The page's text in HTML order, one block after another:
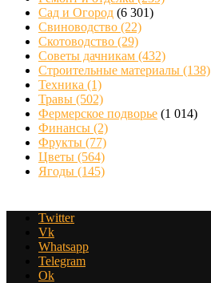
Сад и Огород (6 301)
Свиноводство (22)
Скотоводство (29)
Советы дачникам (432)
Строительные материалы (138)
Техника (1)
Травы (502)
Фермерское подворье (1 014)
Финансы (2)
Фрукты (77)
Цветы (564)
Ягоды (145)
Twitter
Vk
Whatsapp
Telegram
Ok